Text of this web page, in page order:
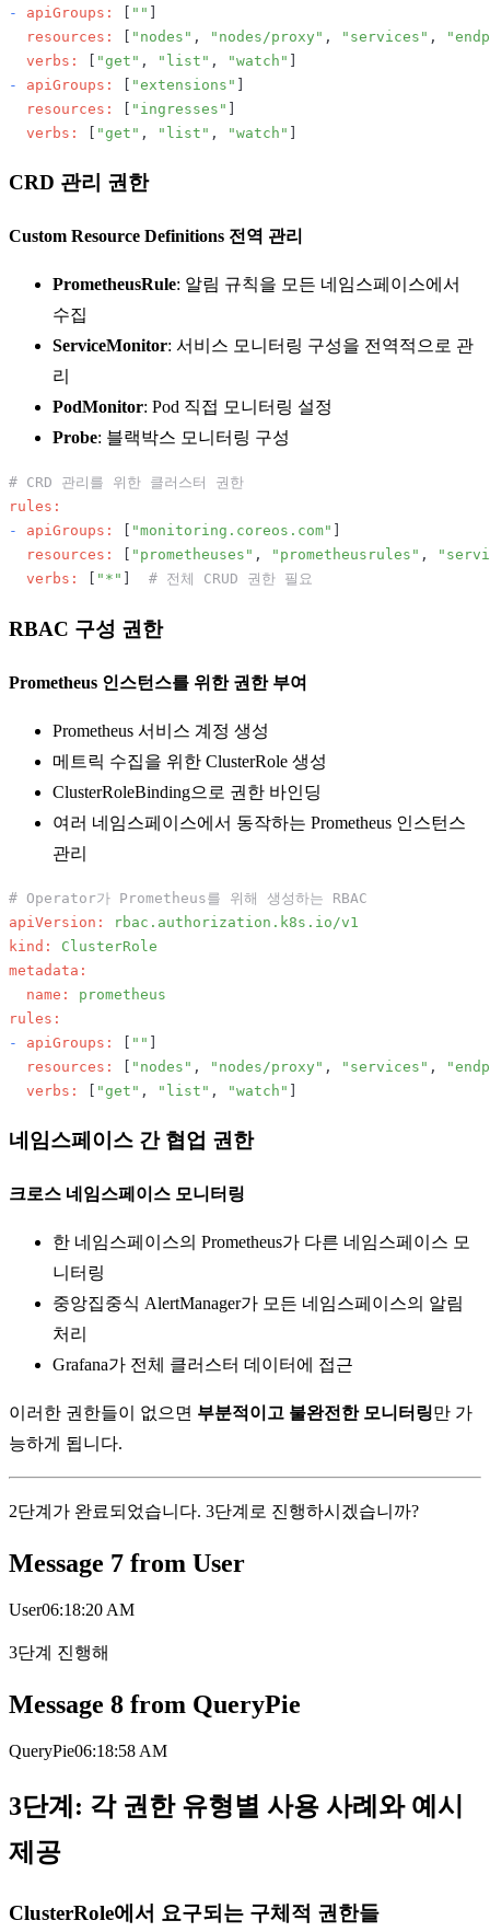
- apiGroups: [ "" ]
resources:
[ "nodes" , "nodes/proxy" , "services" ,
verbs:
[ "get" , "list" , "watch"
-
apiGroups: [ "extensions" ]
resources:
[ "ingresses" ]
verbs:
[ "get" , "list" , "watch"
CRD 관리 권한
Custom Resource Definitions 전역 관리
PrometheusRule: 알림 규칙을 모든 네임스페이스에서
수집
ServiceMonitor: 서비스 모니터링 구성을 전역적으로 관
리
PodMonitor: Pod 직접 모니터링 설정
Probe: 블랙박스 모니터링 구성
# CRD 관리를 위한 클러스터 권한
rules:
-
apiGroups: "monitoring.coreos.com"
resources:
"prometheuses" , "prometheusrules" ,
verbs:
"*" # 전체 CRUD 권한 필요
RBAC 구성 권한
Prometheus 인스턴스를 위한 권한 부여
Prometheus 서비스 계정 생성
메트릭 수집을 위한 ClusterRole 생성
ClusterRoleBinding으로 권한 바인딩
여러 네임스페이스에서 동작하는 Prometheus 인스턴스
관리
# Operator가 Prometheus를 위해 생성하는 RBAC
apiVersion:
rbac.authorization.k8s.io/v1
kind:
ClusterRole
metadata:
name:
prometheus
rules:
-
apiGroups: [ "" ]
resources:
[ "nodes" , "nodes/proxy" , "services" ,
verbs:
[ "get" , "list" , "watch"
네임스페이스 간 협업 권한
크로스 네임스페이스 모니터링
한 네임스페이스의 Prometheus가 다른 네임스페이스 모
니터링
중앙집중식 AlertManager가 모든 네임스페이스의 알림
처리
Grafana가 전체 클러스터 데이터에 접근
이러한 권한들이 없으면 부분적이고 불완전한 모니터링만 가
능하게 됩니다.
2단계가 완료되었습니다. 3단계로 진행하시겠습니까?
Message 7 from User
User06:18:20 AM
3단계 진행해
Message 8 from QueryPie
QueryPie06:18:58 AM
3단계: 각 권한 유형별 사용 사례와 예시
제공
ClusterRole에서 요구되는 구체적 권한들